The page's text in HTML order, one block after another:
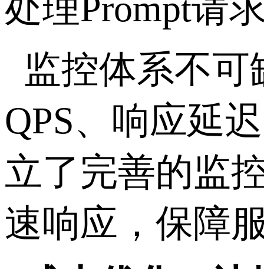
处理Prompt请
监控体系不
QPS、响应延
立了完善的监
速响应，保障